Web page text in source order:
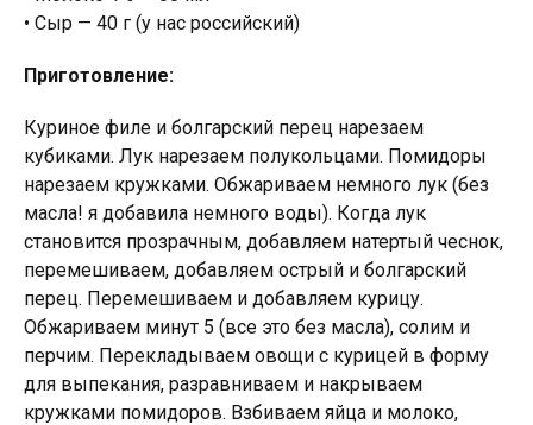
• Сыр — 40 г (у нас российский)
Приготовление:
Куриное филе и болгарский перец нарезаем
кубиками. Лук нарезаем полукольцами. Помидоры
нарезаем кружками. Обжариваем немного лук (без
масла! я добавила немного воды). Когда лук
становится прозрачным, добавляем натертый чеснок,
перемешиваем, добавляем острый и болгарский
перец. Перемешиваем и добавляем курицу.
Обжариваем минут 5 (все это без масла), солим и
перчим. Перекладываем овощи с курицей в форму
для выпекания, разравниваем и накрываем
кружками помидоров. Взбиваем яйца и молоко,